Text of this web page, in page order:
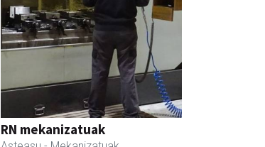
RN mekanizatuak